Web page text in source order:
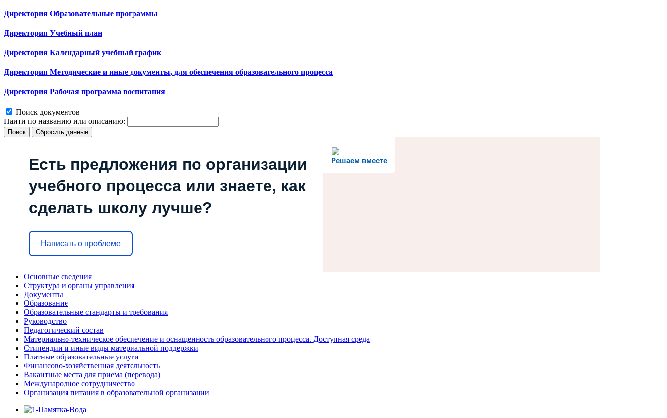
Директория Образовательные программы
Директория Учебный план
Директория Календарный учебный график
Директория Методические и иные документы, для обеспечения образовательного процесса
Директория Рабочая программа воспитания
Поиск документов
Найти по названию или описанию:
Поиск Сбросить данные
Решаем вместе
Есть предложения по организации
учебного процесса или знаете, как
сделать школу лучше?
Написать о проблеме
Основные сведения
Структура и органы управления
Документы
Образование
Образовательные стандарты и требования
Руководство
Педагогический состав
Материально-техническое обеспечение и оснащенность образовательного процесса. Доступная среда
Стипендии и иные виды материальной поддержки
Платные образовательные услуги
Финансово-хозяйственная деятельность
Вакантные места для приема (перевода)
Международное сотрудничество
Организация питания в образовательной организации